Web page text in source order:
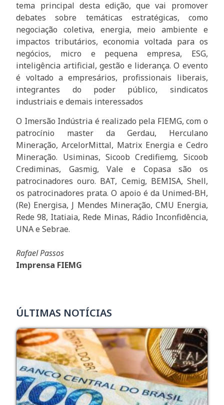
tema principal desta edição, que vai promover
debates sobre temáticas estratégicas, como
negociação coletiva, energia, meio ambiente e
impactos tributários, economia voltada para os
negócios, micro e pequena empresa, ESG,
inteligência artificial, gestão e liderança. O evento
é voltado a empresários, profissionais liberais,
integrantes do poder público, sindicatos
industriais e demais interessados
O Imersão Indústria é realizado pela FIEMG, com o
patrocínio master da Gerdau, Herculano
Mineração, ArcelorMittal, Matrix Energia e Cedro
Mineração. Usiminas, Sicoob Credifiemg, Sicoob
Crediminas, Gasmig, Vale e Copasa são os
patrocinadores ouro. BAT, Cemig, BEMISA, Shell,
os patrocinadores prata. O apoio é da Unimed-BH,
(Re) Energisa, J Mendes Mineração, CMU Energia,
Rede 98, Itatiaia, Rede Minas, Rádio Inconfidência,
UNA e Sebrae.
Rafael Passos
Imprensa FIEMG
ÚLTIMAS NOTÍCIAS